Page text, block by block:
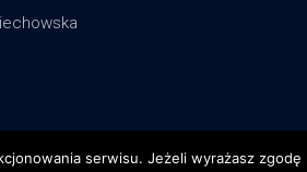
serwisu. Jeżeli wyrażasz